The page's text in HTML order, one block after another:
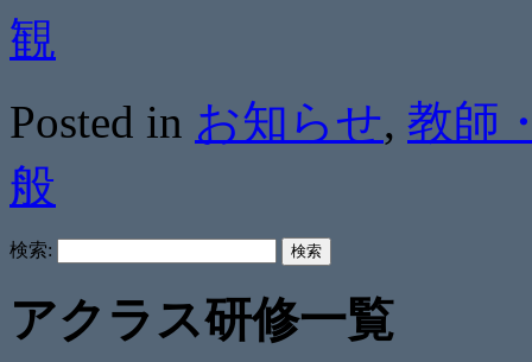
Posted in お知らせ, 教師
般
検索:
アクラス研修一覧